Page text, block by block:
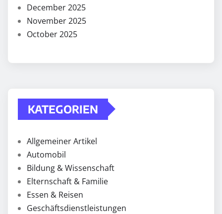
December 2025
November 2025
October 2025
KATEGORIEN
Allgemeiner Artikel
Automobil
Bildung & Wissenschaft
Elternschaft & Familie
Essen & Reisen
Geschäftsdienstleistungen